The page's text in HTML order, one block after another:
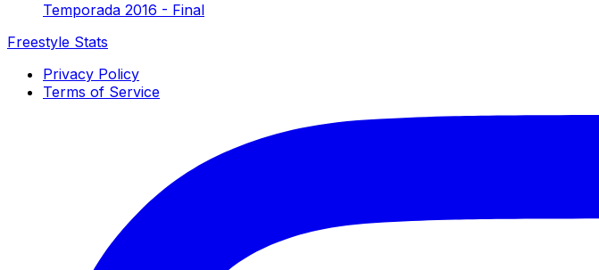
Temporada 2016 - Final
Freestyle Stats
Privacy Policy
Terms of Service